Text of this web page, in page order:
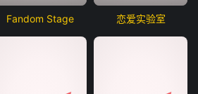
Fandom Stage 恋爱实验室